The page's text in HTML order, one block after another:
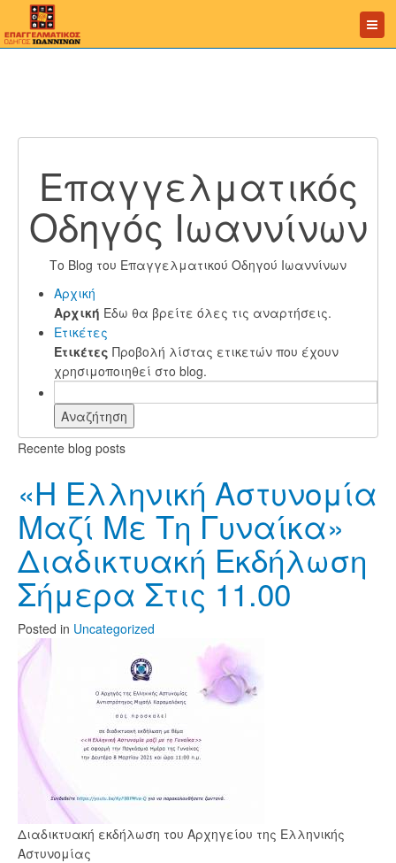
Επαγγελματικός
Οδηγός Ιωαννίνων
Το Blog του Επαγγελματικού Οδηγού Ιωαννίνων
Αρχική
Αρχική Εδω θα βρείτε όλες τις αναρτήσεις.
Ετικέτες
Ετικέτες Προβολή λίστας ετικετών που έχουν
χρησιμοποιηθεί στο blog.
Αναζήτηση
Recente blog posts
«Η Ελληνική Αστυνομία
Μαζί Με Τη Γυναίκα»
Διαδικτυακή Εκδήλωση
Σήμερα Στις 11.00
Posted in Uncategorized
Διαδικτυακή εκδήλωση του Αρχηγείου της Ελληνικής
Αστυνομίας